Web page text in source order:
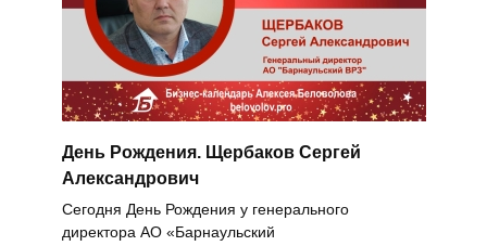
День Рождения. Щербаков Сергей
Александрович
Сегодня День Рождения у генерального
директора АО «Барнаульский